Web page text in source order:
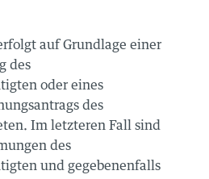
auf Grundlage einer
des
oder eines
des
Im letzteren Fall sind
des
und gegebenenfalls